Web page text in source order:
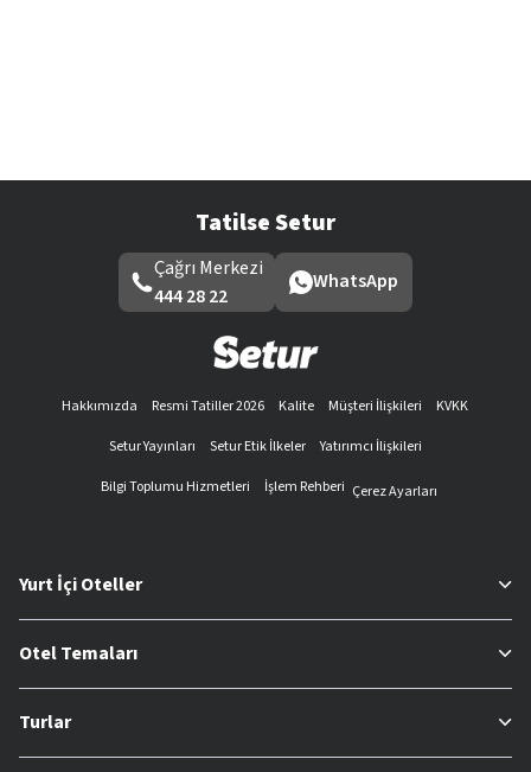
Tatilse Setur
Çağrı Merkezi
444 28 22
WhatsApp
Hakkımızda Resmi Tatiller 2026 Kalite Müşteri İlişkileri
KVKK
Setur Yayınları
Setur Etik İlkeler
Yatırımcı İlişkileri
Bilgi Toplumu Hizmetleri
İşlem Rehberi Çerez Ayarları
Yurt İçi Oteller
Otel Temaları
Turlar